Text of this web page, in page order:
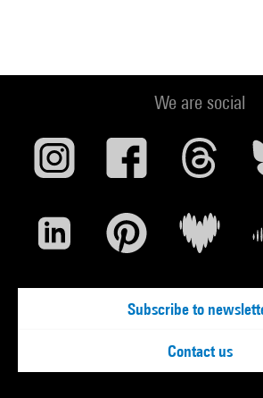
We are social
Subscribe to
Contact us